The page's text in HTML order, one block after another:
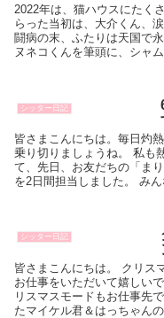
2022年は、猫ハウスにたく
らった当初は、大介くん、
闘病の末、ふたりは天国で
ヌネコくんを筆頭に、シャム
シッター日記
皆さまこんにちは。毎日灼
乗り切りましょうね。 私も
て、先日、お友だちの「ま
を2日間担当しました。 みん
シッター日記
皆さまこんにちは。 クリス
お仕事をいただいて嬉しい
リスマスモードもお仕事先
たマイケル君＆はっちゃん